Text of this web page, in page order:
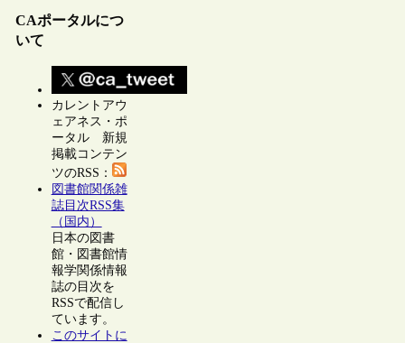
CAポータルにつ
いて
カレントアウ
ェアネス・ポ
ータル 新規
掲載コンテン
ツのRSS：
図書館関係雑
誌目次RSS集
（国内）
日本の図書
館・図書館情
報学関係情報
誌の目次を
RSSで配信し
ています。
このサイトに